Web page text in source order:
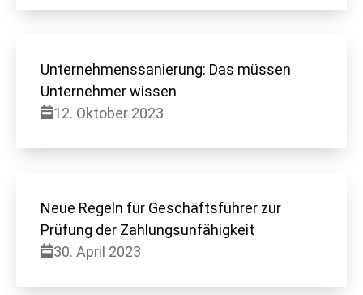
Unternehmenssanierung: Das müssen
Unternehmer wissen
12. Oktober 2023
Neue Regeln für Geschäftsführer zur
Prüfung der Zahlungsunfähigkeit
30. April 2023